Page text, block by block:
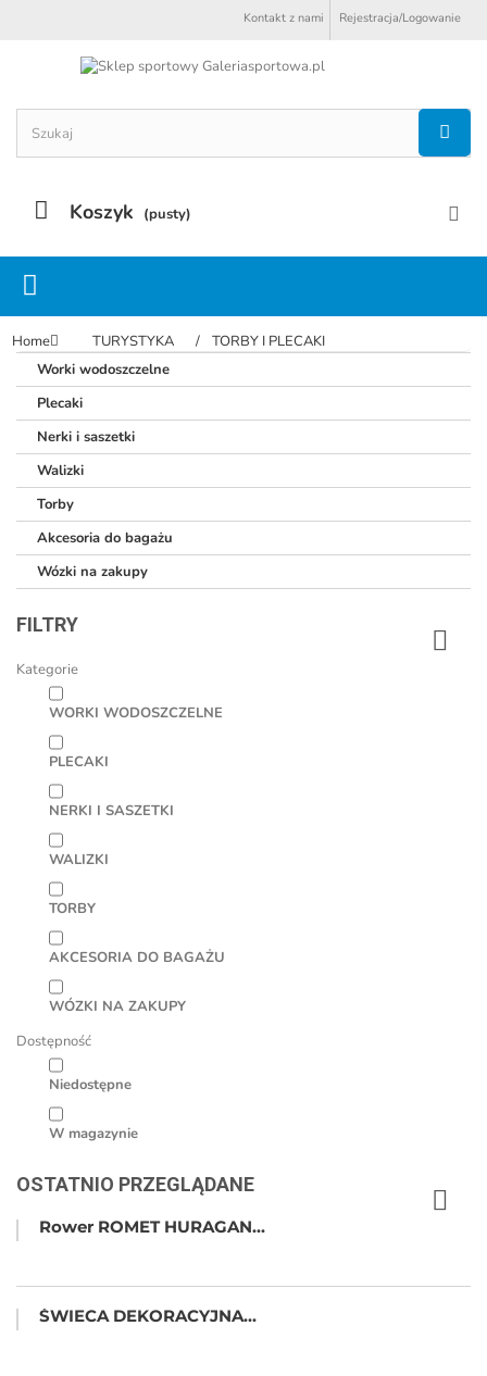
Rejestracja/Logowanie
Kontakt z nami
Koszyk (pusty)
Home TURYSTYKA
TORBY I PLECAKI
worki wodoszczelne
plecaki
nerki i saszetki
walizki
torby
akcesoria do bagażu
wózki na zakupy
FILTRY
Kategorie
WORKI WODOSZCZELNE
PLECAKI
NERKI I SASZETKI
WALIZKI
TORBY
AKCESORIA DO BAGAŻU
WÓZKI NA ZAKUPY
Dostępność
Niedostępne
W magazynie
OSTATNIO PRZEGLĄDANE
Rower ROMET HURAGAN...
ŚWIECA DEKORACYJNA...